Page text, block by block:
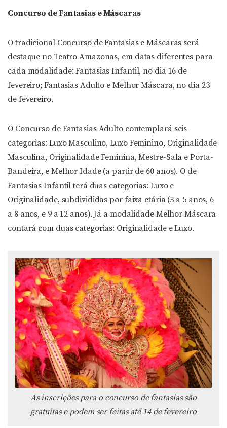
Concurso de Fantasias e Máscaras
O tradicional Concurso de Fantasias e Máscaras será
destaque no Teatro Amazonas, em datas diferentes para
cada modalidade: Fantasias Infantil, no dia 16 de
fevereiro; Fantasias Adulto e Melhor Máscara, no dia 23
de fevereiro.
O Concurso de Fantasias Adulto contemplará seis
categorias: Luxo Masculino, Luxo Feminino, Originalidade
Masculina, Originalidade Feminina, Mestre-Sala e Porta-
Bandeira, e Melhor Idade (a partir de 60 anos). O de
Fantasias Infantil terá duas categorias: Luxo e
Originalidade, subdivididas por faixa etária (3 a 5 anos, 6
a 8 anos, e 9 a 12 anos). Já a modalidade Melhor Máscara
contará com duas categorias: Originalidade e Luxo.
As inscrições para o concurso de fantasias são
gratuitas e podem ser feitas até 14 de fevereiro